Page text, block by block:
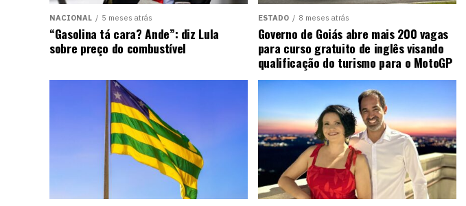
NACIONAL 5 meses atrás
“Gasolina tá cara? Ande”: diz Lula
sobre preço do combustível
ESTADO 8 meses atrás
Governo de Goiás abre mais 200 vagas
para curso gratuito de inglês visando
qualificação do turismo para o MotoGP